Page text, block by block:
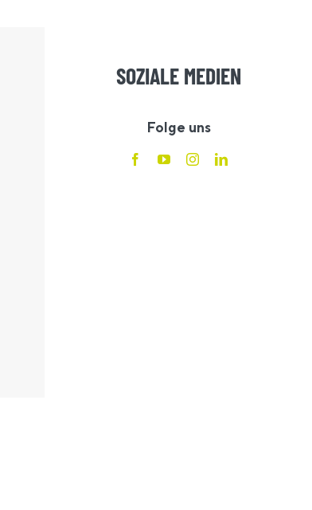
SOZIALE MEDIEN
Folge uns